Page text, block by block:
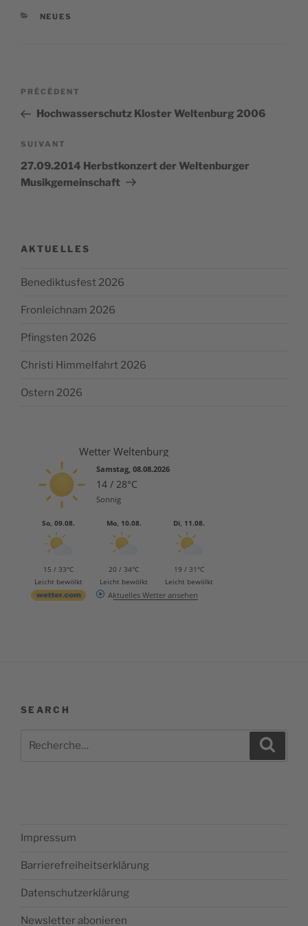
CATÉGORIES
NEUES
Navigation
l’article
Article
précédent
PRÉCÉDENT
Hochwasserschutz Kloster Weltenburg 2006
Article
suivant
SUIVANT
27.09.2014 Herbstkonzert der Weltenburger
Musikgemeinschaft
AKTUELLES
Benediktusfest 2026
Fronleichnam 2026
Pfingsten 2026
Christi Himmelfahrt 2026
Ostern 2026
Wetter Weltenburg
Samstag, 08.08.2026
14 / 28°C
Sonnig
So, 09.08.
15 / 33°C
Leicht bewölkt
Mo, 10.08.
20 / 34°C
Leicht bewölkt
Di, 11.08.
19 / 31°C
Leicht bewölkt
Aktuelles Wetter ansehen
SEARCH
Impressum
Barrierefreiheitserklärung
Datenschutzerklärung
Newsletter abonieren